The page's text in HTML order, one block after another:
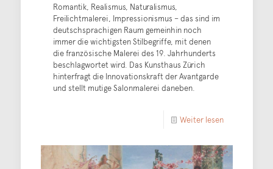
Romantik, Realismus, Naturalismus,
Freilichtmalerei, Impressionismus – das sind im
deutschsprachigen Raum gemeinhin noch
immer die wichtigsten Stilbegriffe, mit denen
die französische Malerei des 19. Jahrhunderts
beschlagwortet wird. Das Kunsthaus Zürich
hinterfragt die Innovationskraft der Avantgarde
und stellt mutige Salonmalerei daneben.
Weiter lesen